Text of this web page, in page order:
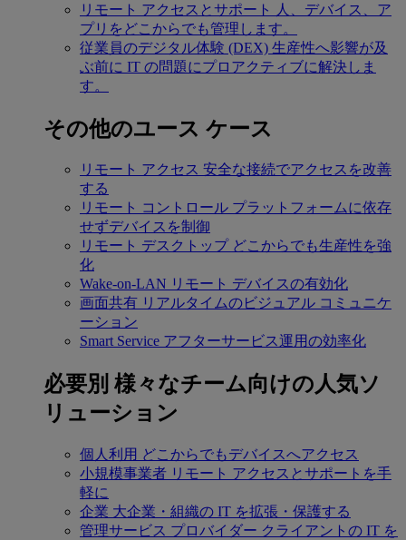
リモート アクセスとサポート
人、デバイス、ア
プリをどこからでも管理します。
従業員のデジタル体験 (DEX) 生産性へ影響が及
ぶ前に IT の問題にプロアクティブに解決しま
す。
その他のユース ケース
リモート アクセス 安全な接続でアクセスを改善
する
リモート コントロール プラットフォームに依存
せずデバイスを制御
リモート デスクトップ どこからでも生産性を強
化
Wake-on-LAN リモート デバイスの有効化
画面共有 リアルタイムのビジュアル コミュニケ
ーション
Smart Service アフターサービス運用の効率化
必要別 様々なチーム向けの人気ソ
リューション
個人利用 どこからでもデバイスへアクセス
小規模事業者 リモート アクセスとサポートを手
軽に
企業 大企業・組織の IT を拡張・保護する
管理サービス プロバイダー クライアントの IT を